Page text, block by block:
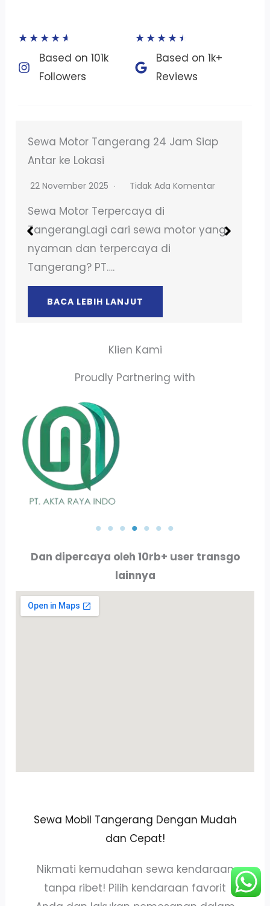
★★★★★
Based on 101k
Followers​
★★★★★
Based on 1k+
Reviews​
Sewa Motor BSD – Solusi Transportasi
Mudah Harian & Bulanan!
19 April 2025 Tidak Ada Komentar
Sewa Motor di BSD Tangerang Butuh
kendaraan untuk liburan bersama
atau keperluan lainnya? Sewa motor…
BACA LEBIH LANJUT
Klien Kami
Proudly Partnering with
PT. ALLURE ALLUMINIO
Dan dipercaya oleh 10rb+ user transgo
lainnya
Sewa Mobil Tangerang Dengan Mudah
dan Cepat!
Nikmati kemudahan sewa kendaraan
tanpa ribet! Pilih kendaraan favorit